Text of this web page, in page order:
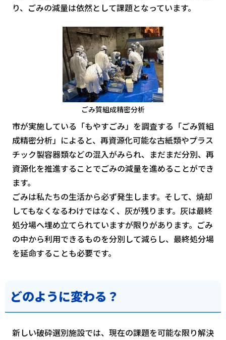
り、ごみの減量は依然として課題となっています。
ごみ質組成精密分析
市が実施している「もやすごみ」を調査する「ごみ質組
成精密分析」によると、再資源化可能な古紙類やプラス
チック製容器類などの混入がみられ、まだまだ分別、再
資源化を推進することでごみの減量を進めることができ
ます。
ごみは私たちの生活から必ず発生します。そして、焼却
してもなくなるわけではなく、灰が残ります。灰は最終
処分場へ埋め立てられていますが限りがあります。ごみ
の中から利用できるものを分別して減らし、最終処分場
を延命することも必要です。
どのように変わる？
新しい破砕選別施設では、現在の課題を可能な限り解決